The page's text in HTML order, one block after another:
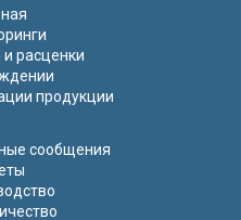
и расценки
продукции
сообщения